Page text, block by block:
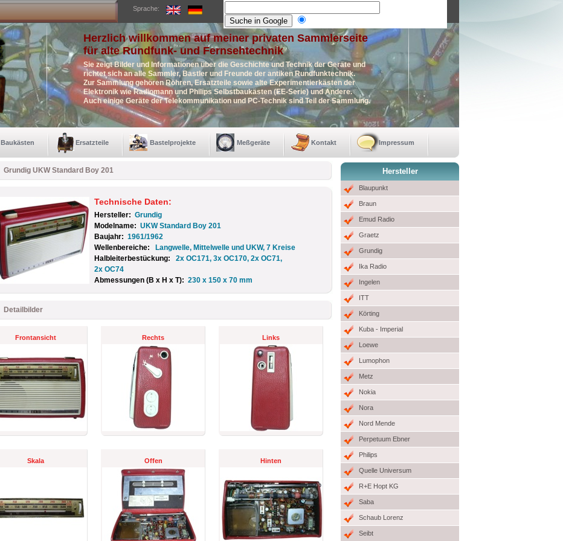
Sprache:
Herzlich willkommen auf meiner privaten Sammlerseite
für alte Rundfunk- und Fernsehtechnik
Sie zeigt Bilder und Informationen über die Geschichte und Technik der Geräte und
richtet sich an alle Sammler, Bastler und Freunde der antiken Rundfunktechnik.
Zur Sammlung gehören Röhren, Ersatzteile sowie alte Experimentierkästen der
Elektronik wie Radiomann und Philips Selbstbaukästen (EE-Serie) und Andere.
Auch einige Geräte der Telekommunikation und PC-Technik sind Teil der Sammlung.
Baukästen Ersatzteile Bastelprojekte Meßgeräte Kontakt Impressum
Grundig UKW Standard Boy 201
Technische Daten:
Hersteller: Grundig
Modelname: UKW Standard Boy 201
Baujahr: 1961/1962
Wellenbereiche:
Langwelle, Mittelwelle und UKW, 7 Kreise
Halbleiterbestückung:
2x OC171, 3x OC170, 2x OC71,
2x OC74
Abmessungen (B x H x T): 230 x 150 x 70 mm
Detailbilder
Frontansicht Rechts Links
Skala Offen Hinten
Hersteller
Blaupunkt
Braun
Emud Radio
Graetz
Grundig
Ika Radio
Ingelen
ITT
Körting
Kuba - Imperial
Loewe
Lumophon
Metz
Nokia
Nora
Nord Mende
Perpetuum Ebner
Philips
Quelle Universum
R+E Hopt KG
Saba
Schaub Lorenz
Seibt